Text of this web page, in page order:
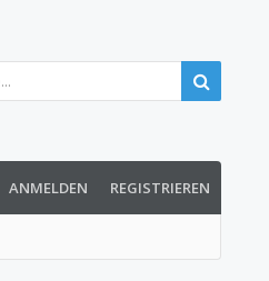
ANMELDEN REGISTRIEREN